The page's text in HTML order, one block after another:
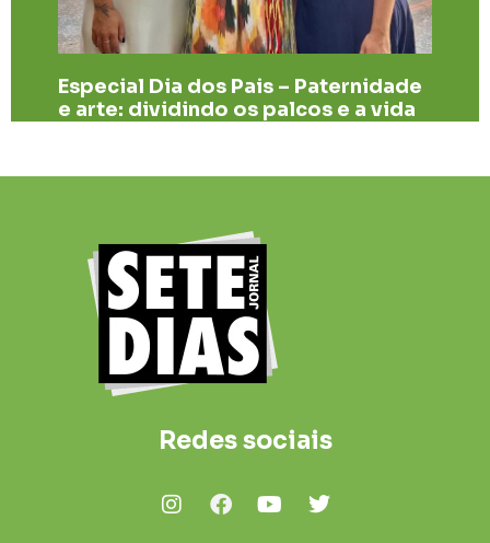
Especial Dia dos Pais – Paternidade
e arte: dividindo os palcos e a vida
Redes sociais